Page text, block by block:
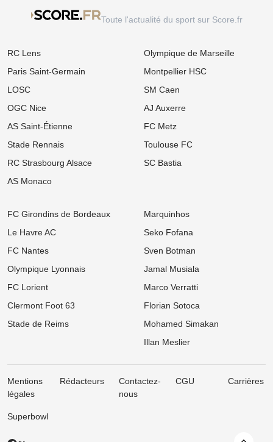
OL : Grosse inquiétude en prévision du retour contre le Sparta
Prague
Mercato Bordeaux : Après le rachat du club, un défenseur
Mercato Nantes : Un renfort international de retour en prêt pour
viser la remontée !
05/08 Ligue 1
s'effondre déjà
05/08 Ligue 1
Mercato OL : Pourquoi le transfert de Bruno Guimaraes vers
Mercato Ligue 1 : Le Paris FC et Nice tentent un coup XXL avec
Imrân Louza
05/08 Ligue 2
à plusieurs cadors
05/08 Ligue 1
Mercato OM : Accord en vue ? La Real Sociedad accélère pour
Nayef Aguerd !
Mercato ASSE : Tensions en interne et offre à l'étranger, Sainté
Toute l'actualité du sport sur Score.fr
RC Lens
Paris Saint-Germain
LOSC
OGC Nice
AS Saint-Étienne
Stade Rennais
RC Strasbourg Alsace
AS Monaco
Olympique de Marseille
Montpellier HSC
SM Caen
AJ Auxerre
FC Metz
Toulouse FC
SC Bastia
FC Girondins de Bordeaux
Le Havre AC
FC Nantes
Olympique Lyonnais
FC Lorient
Clermont Foot 63
Stade de Reims
Marquinhos
Seko Fofana
Sven Botman
Jamal Musiala
Marco Verratti
Florian Sotoca
Mohamed Simakan
Illan Meslier
Mentions
légales
Rédacteurs
Contactez-
nous
CGU Carrières
Superbowl